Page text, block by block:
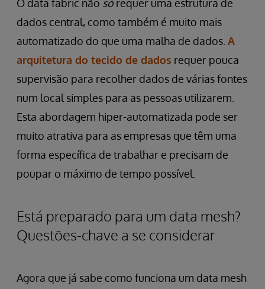
O data fabric não sórequer uma estrutura de
dados central, como também é muito mais
automatizado do que uma malha de dados. A
arquitetura do tecido de dados requer pouca
supervisão para recolher dados de várias fontes
num local simples para as pessoas utilizarem.
Esta abordagem hiper-automatizada pode ser
muito atrativa para as empresas que têm uma
forma específica de trabalhar e precisam de
poupar o máximo de tempo possível.
Está preparado para um data mesh?
Questões-chave a se considerar
Agora que já sabe como funciona um data mesh